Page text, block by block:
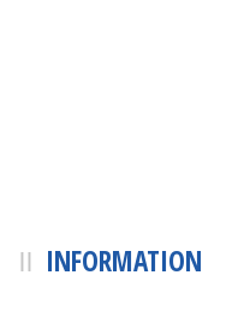
INFORMATION